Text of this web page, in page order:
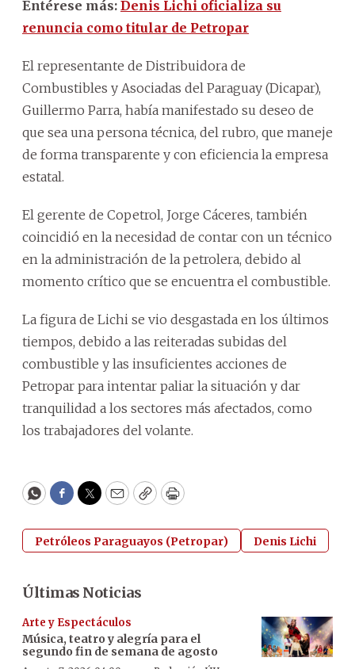
Entérese más: Denis Lichi oficializa su
renuncia como titular de Petropar
El representante de Distribuidora de
Combustibles y Asociadas del Paraguay (Dicapar),
Guillermo Parra, había manifestado su deseo de
que sea una persona técnica, del rubro, que maneje
de forma transparente y con eficiencia la empresa
estatal.
El gerente de Copetrol, Jorge Cáceres, también
coincidió en la necesidad de contar con un técnico
en la administración de la petrolera, debido al
momento crítico que se encuentra el combustible.
La figura de Lichi se vio desgastada en los últimos
tiempos, debido a las reiteradas subidas del
combustible y las insuficientes acciones de
Petropar para intentar paliar la situación y dar
tranquilidad a los sectores más afectados, como
los trabajadores del volante.
WhatsApp
Facebook
Twitter
EmailCopyPrint
Petróleos Paraguayos (Petropar) Denis Lichi
Últimas Noticias
Arte y Espectáculos
Música, teatro y alegría para el
segundo fin de semana de agosto